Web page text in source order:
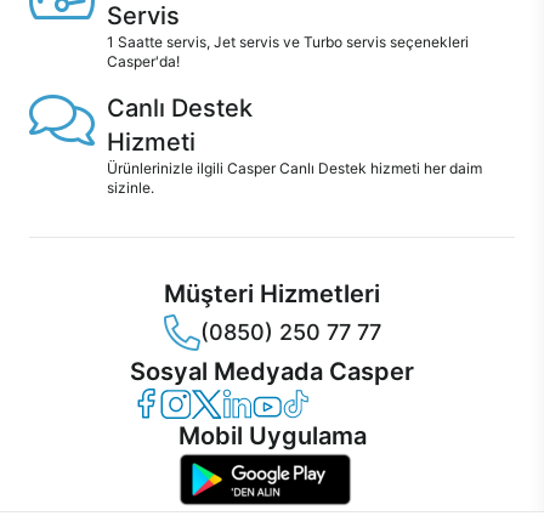
Servis
1 Saatte servis, Jet servis ve Turbo servis seçenekleri
Casper'da!
Canlı Destek
Hizmeti
Ürünlerinizle ilgili Casper Canlı Destek hizmeti her daim
sizinle.
Müşteri Hizmetleri
(0850) 250 77 77
Sosyal Medyada Casper
Casper Facebook
Casper Instagram
Casper Twitter
Casper LinkedIn
Casper YouTube
Casper TikTok
Mobil Uygulama